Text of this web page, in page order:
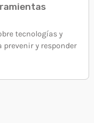
tecnologías y
prevenir y responder